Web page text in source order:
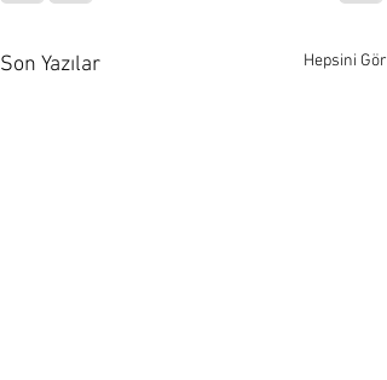
Son Yazılar Hepsini Gör